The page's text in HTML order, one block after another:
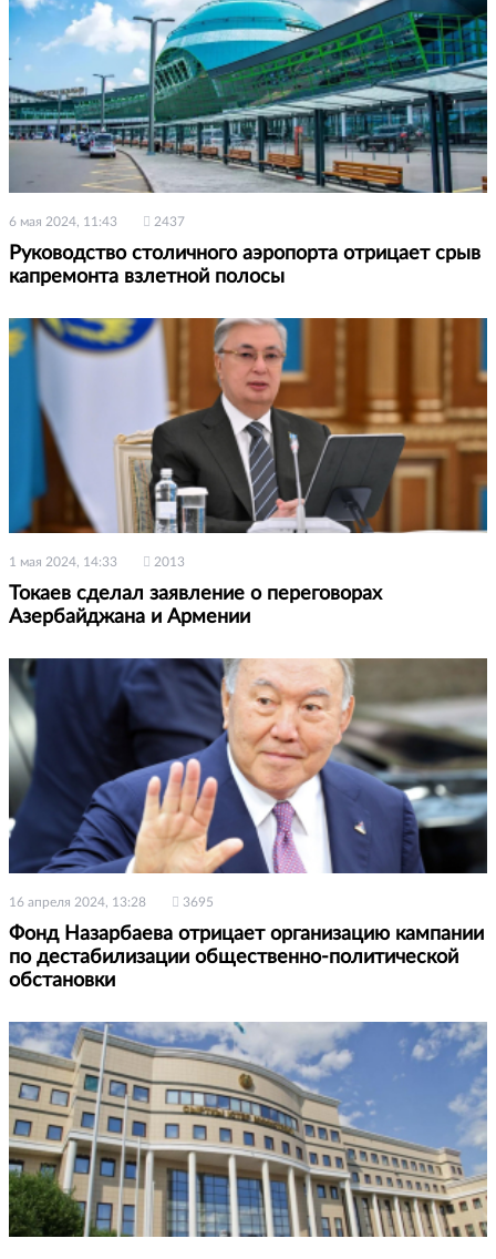
6 мая 2024, 11:43 2437
Руководство столичного аэропорта отрицает срыв
капремонта взлетной полосы
1 мая 2024, 14:33 2013
Токаев сделал заявление о переговорах
Азербайджана и Армении
16 апреля 2024, 13:28 3695
Фонд Назарбаева отрицает организацию кампании
по дестабилизации общественно-политической
обстановки